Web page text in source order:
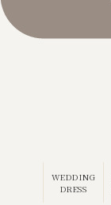
WEDDING
DRESS